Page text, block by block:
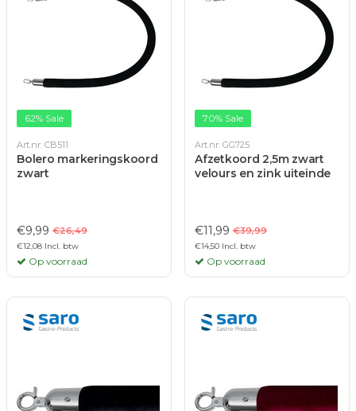
62% Sale
Art.nr. CB511
Bolero markeringskoord
zwart
€9,99 €26,49
€12,08 Incl. btw
Op voorraad
70% Sale
Art.nr. GG725
Afzetkoord 2,5m zwart
velours en zink uiteinde
€11,99 €39,99
€14,50 Incl. btw
Op voorraad